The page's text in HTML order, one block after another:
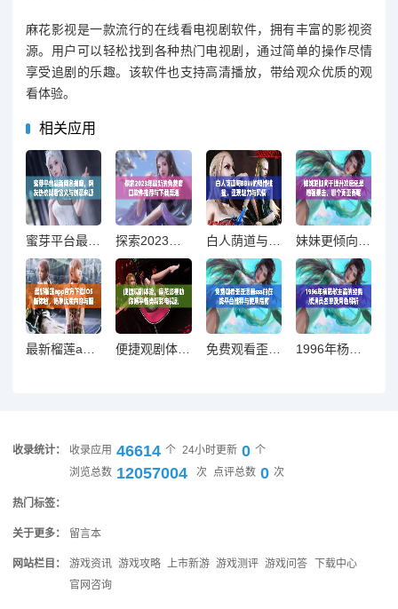
麻花影视是一款流行的在线看电视剧软件，拥有丰富的影视资
源。用户可以轻松找到各种热门电视剧，通过简单的操作尽情
享受追剧的乐趣。该软件也支持高清播放，带给观众优质的观
看体验。
相关应用
最新榴莲app官方下载iOS版体验，畅享优质内容与服务 便捷观剧体验，麻花影视助你畅享各类精彩电视剧 免费观看歪歪漫画sss的在线平台推荐与使用指南 1996年杨思敏主演的经典版演员名单及角色解析
收录统计： 收录应用 46614 个 24小时更新 0 个
浏览总数 12057004 次 点评总数 0 次
热门标签：
关于更多： 留言本
网站栏目： 游戏资讯 游戏攻略 上市新游 游戏测评 游戏问答
下载中心
官网咨询